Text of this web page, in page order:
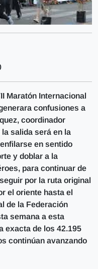
Maratón Internacional
confusiones a
coordinador
salida será en la
en sentido
y doblar a la
para continuar de
por la ruta original
el oriente hasta el
de la Federación
semana a esta
exacta de los 42.195
continúan avanzando